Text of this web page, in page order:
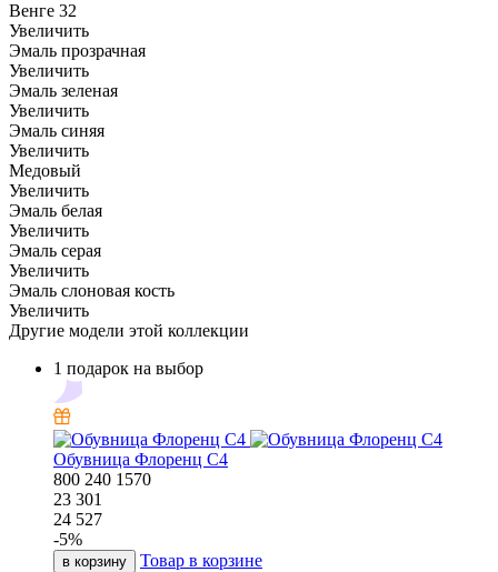
Венге 32
Увеличить
Эмаль прозрачная
Увеличить
Эмаль зеленая
Увеличить
Эмаль синяя
Увеличить
Медовый
Увеличить
Эмаль белая
Увеличить
Эмаль серая
Увеличить
Эмаль слоновая кость
Увеличить
Другие модели этой коллекции
1 подарок на выбор
Обувница Флоренц С4
800 240 1570
23 301
24 527
-5%
в корзину Товар в корзине